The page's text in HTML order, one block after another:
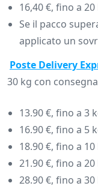
16,40 €, fino a 20
Se il pacco
applicato un
Poste Delivery
30 kg con
13.90 €, fino a 3
16.90 €, fino a 5
18.90 €, fino a 10
21.90 €, fino a 20
28.90 €, fino a 30